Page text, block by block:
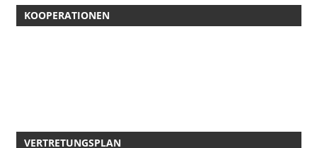
KOOPERATIONEN
VERTRETUNGSPLAN